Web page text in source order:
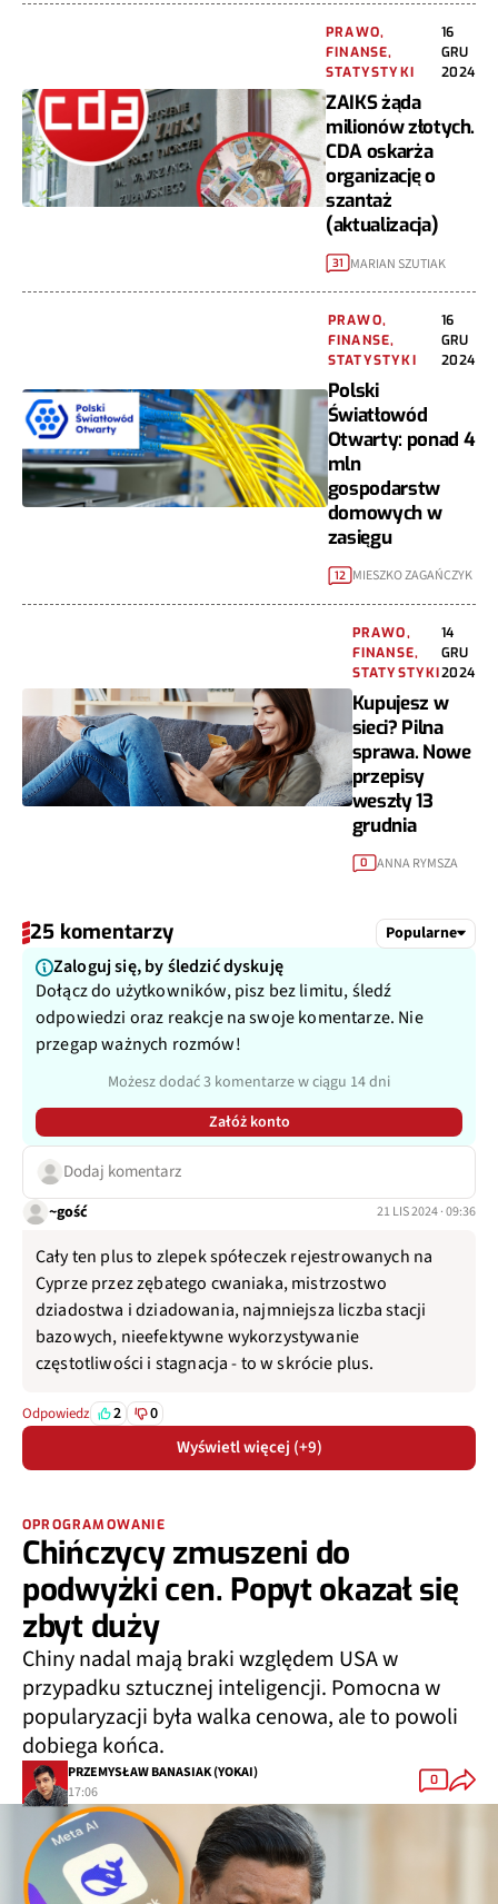
PRAWO,
FINANSE,
STATYSTYKI
16
GRU
2024
ZAIKS żąda
milionów złotych.
CDA oskarża
organizację o
szantaż
(aktualizacja)
31 MARIAN SZUTIAK
PRAWO,
FINANSE,
STATYSTYKI
16
GRU
2024
Polski
Światłowód
Otwarty: ponad 4
mln
gospodarstw
domowych w
zasięgu
12 MIESZKO ZAGAŃCZYK
PRAWO,
FINANSE,
STATYSTYKI
14
GRU
2024
Kupujesz w
sieci? Pilna
sprawa. Nowe
przepisy
weszły 13
grudnia
0 ANNA RYMSZA
25 komentarzy Popularne
Zaloguj się, by śledzić dyskuję
Dołącz do użytkowników, pisz bez limitu, śledź
odpowiedzi oraz reakcje na swoje komentarze. Nie
przegap ważnych rozmów!
Możesz dodać 3 komentarze w ciągu 14 dni
Załóż konto
Dodaj komentarz
~gość 21 LIS 2024 · 09:36
Cały ten plus to zlepek spółeczek rejestrowanych na
Cyprze przez zębatego cwaniaka, mistrzostwo
dziadostwa i dziadowania, najmniejsza liczba stacji
bazowych, nieefektywne wykorzystywanie
częstotliwości i stagnacja - to w skrócie plus.
Odpowiedz 2 0
Wyświetl więcej (+9)
OPROGRAMOWANIE
Chińczycy zmuszeni do
podwyżki cen. Popyt okazał się
zbyt duży
Chiny nadal mają braki względem USA w
przypadku sztucznej inteligencji. Pomocna w
popularyzacji była walka cenowa, ale to powoli
dobiega końca.
PRZEMYSŁAW BANASIAK (YOKAI)
17:06
0